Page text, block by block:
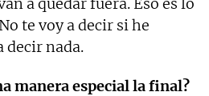
te voy a decir si he
decir nada.
manera especial la final?